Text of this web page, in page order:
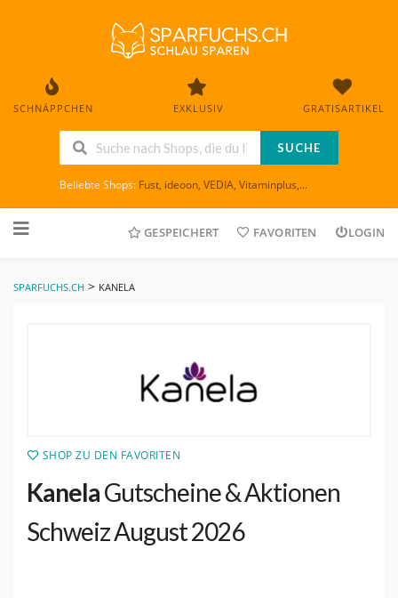
SCHNÄPPCHEN EXKLUSIV GRATISARTIKEL
SUCHE
Beliebte Shops: Fust, ideoon, VEDIA, Vitaminplus,...
to
GESPEICHERT FAVORITEN LOGIN
SPARFUCHS.CH > KANELA
SHOP ZU DEN FAVORITEN
KanelaGutscheine & Aktionen
Schweiz August 2026